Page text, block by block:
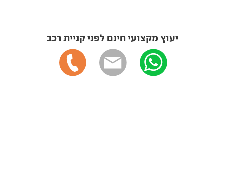
יעוץ מקצועי חינם לפני קניית רכב